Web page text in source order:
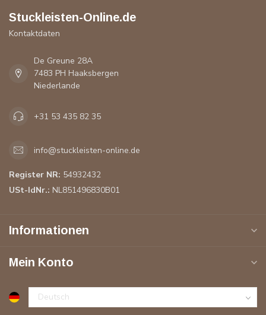
Stuckleisten-Online.de
Kontaktdaten
De Greune 28A
7483 PH Haaksbergen
Niederlande
+31 53 435 82 35
info@stuckleisten-online.de
Register NR: 54932432
USt-IdNr.: NL851496830B01
Informationen
Mein Konto